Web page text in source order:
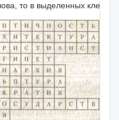
то в выделен­ных